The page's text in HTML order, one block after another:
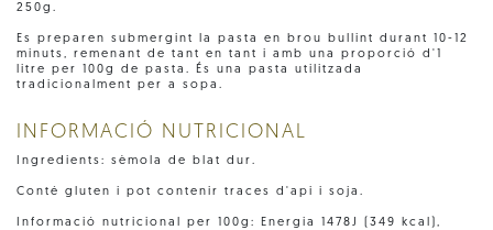
250g.
Es preparen submergint la pasta en brou bullint durant 10-12
minuts, remenant de tant en tant i amb una proporció d'1
litre per 100g de pasta. És una pasta utilitzada
tradicionalment per a sopa.
INFORMACIÓ NUTRICIONAL
Ingredients: sèmola de blat dur.
Conté gluten i pot contenir traces d'api i soja.
Informació nutricional per 100g: Energia 1478J (349 kcal),